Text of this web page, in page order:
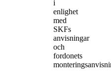
i
enlighet
med
SKFs
anvisningar
och
fordonets